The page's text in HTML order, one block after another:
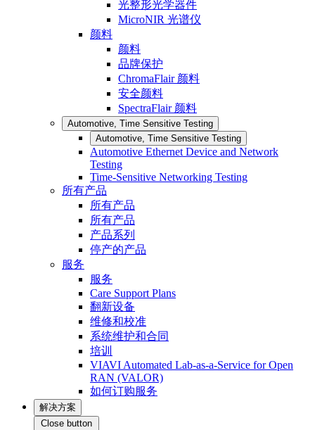
光整形光学器件
MicroNIR 光谱仪
颜料
颜料
品牌保护
ChromaFlair 颜料
安全颜料
SpectraFlair 颜料
Automotive, Time Sensitive Testing
Automotive, Time Sensitive Testing
Automotive Ethernet Device and Network
Testing
Time-Sensitive Networking Testing
所有产品
所有产品
所有产品
产品系列
停产的产品
服务
服务
Care Support Plans
翻新设备
维修和校准
系统维护和合同
培训
VIAVI Automated Lab-as-a-Service for Open
RAN (VALOR)
如何订购服务
解决方案
Close button